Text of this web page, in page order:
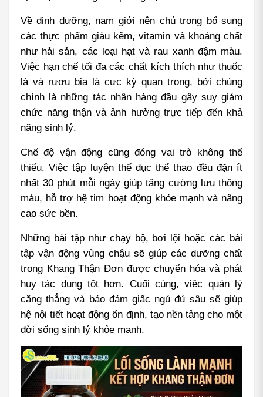
Về dinh dưỡng, nam giới nên chú trọng bổ sung
các thực phẩm giàu kẽm, vitamin và khoáng chất
như hải sản, các loại hạt và rau xanh đậm màu.
Việc hạn chế tối đa các chất kích thích như thuốc
lá và rượu bia là cực kỳ quan trọng, bởi chúng
chính là những tác nhân hàng đầu gây suy giảm
chức năng thận và ảnh hưởng trực tiếp đến khả
năng sinh lý.
Chế độ vận động cũng đóng vai trò không thể
thiếu. Việc tập luyện thể dục thể thao đều đặn ít
nhất 30 phút mỗi ngày giúp tăng cường lưu thông
máu, hỗ trợ hệ tim hoạt động khỏe mạnh và nâng
cao sức bền.
Những bài tập như chạy bộ, bơi lội hoặc các bài
tập vận động vùng chậu sẽ giúp các dưỡng chất
trong Khang Thận Đơn được chuyển hóa và phát
huy tác dụng tốt hơn. Cuối cùng, việc quản lý
căng thẳng và bảo đảm giấc ngủ đủ sâu sẽ giúp
hệ nội tiết hoạt động ổn định, tạo nền tảng cho một
đời sống sinh lý khỏe mạnh.